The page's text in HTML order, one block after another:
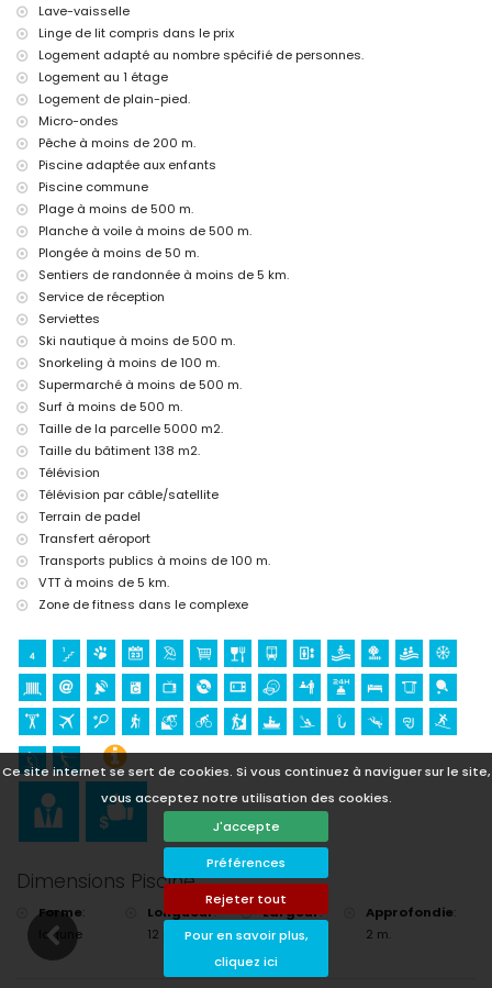
Ce site internet se sert de cookies. Si vous continuez à naviguer sur le site,
vous acceptez notre utilisation des cookies.
J'accepte
Préférences
Rejeter tout
Pour en savoir plus,
cliquez ici
zone de fitness et court de paddle
installations de bien-être
Installations et services privés avec supplément
service d'aéroport
lit supplémentaire et lit/berceau pour enfant (sur demande)
Activités de divertissement et de loisirs pour vos vacances à
Javea, Costa Blanca
discothèque, bar, promenade (El Arenal et Javea) (à moins de 500
mètres de la maison)
cinéma et théâtre (à moins de 5 kilomètres de la maison)
Sites et culture à Javea, Costa Blanca
(Pueblo de Javea), bâtiment architectural (Historico de Javea) et lieu
historique (Pueblo de Javea) (à moins de 5 kilomètres de
l'hébergement)
ruine (Molinos del Viento et Javea) (à moins de 10 kilomètres de
l'hébergement)
château (Portal de la Villa et Denia) (à moins de 25 kilomètres de
l'hébergement)
Sports
tennis, canoë, kayak, pêche, plongée, snorkeling, surf, planche à voile
et ski nautique (à moins de 1000 mètres de l'appartement)
randonnée, VTT, cyclisme et escalade (à moins de 5 kilomètres de
l'appartement)
golf (Club de Golf, Javea) et équitation (à moins de 10 kilomètres de
l'appartement)
Lave-vaisselle
Linge de lit compris dans le prix
Logement adapté au nombre spécifié de personnes.
Logement au 1 étage
Logement de plain-pied.
Micro-ondes
Pêche à moins de 200 m.
Piscine adaptée aux enfants
Piscine commune
Plage à moins de 500 m.
Planche à voile à moins de 500 m.
Plongée à moins de 50 m.
Sentiers de randonnée à moins de 5 km.
Service de réception
Serviettes
Ski nautique à moins de 500 m.
Snorkeling à moins de 100 m.
Supermarché à moins de 500 m.
Surf à moins de 500 m.
Taille de la parcelle 5000 m2.
Taille du bâtiment 138 m2.
Télévision
Télévision par câble/satellite
Terrain de padel
Transfert aéroport
Transports publics à moins de 100 m.
VTT à moins de 5 km.
Zone de fitness dans le complexe
Dimensions Piscine
Forme:
lagune
Longueur:
12 m.
Largeur:
5 m.
Approfondie:
2 m.